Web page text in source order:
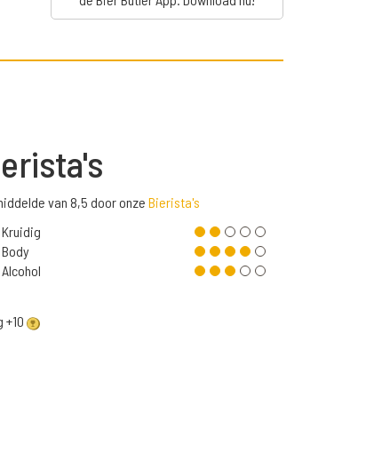
van 8,5 door onze Bierista's
Kruidig
Body
Alcohol